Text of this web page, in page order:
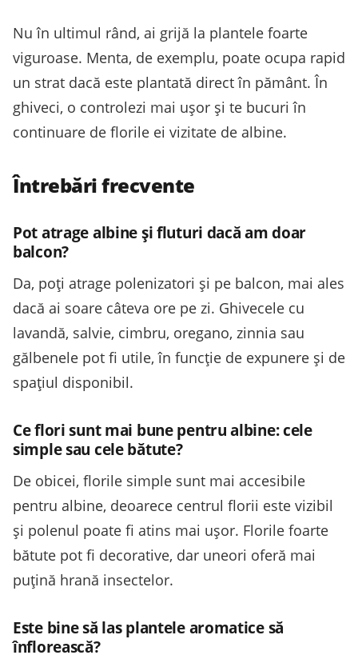
Nu în ultimul rând, ai grijă la plantele foarte
viguroase. Menta, de exemplu, poate ocupa rapid
un strat dacă este plantată direct în pământ. În
ghiveci, o controlezi mai ușor și te bucuri în
continuare de florile ei vizitate de albine.
Întrebări frecvente
Pot atrage albine și fluturi dacă am doar
balcon?
Da, poți atrage polenizatori și pe balcon, mai ales
dacă ai soare câteva ore pe zi. Ghivecele cu
lavandă, salvie, cimbru, oregano, zinnia sau
gălbenele pot fi utile, în funcție de expunere și de
spațiul disponibil.
Ce flori sunt mai bune pentru albine: cele
simple sau cele bătute?
De obicei, florile simple sunt mai accesibile
pentru albine, deoarece centrul florii este vizibil
și polenul poate fi atins mai ușor. Florile foarte
bătute pot fi decorative, dar uneori oferă mai
puțină hrană insectelor.
Este bine să las plantele aromatice să
înflorească?